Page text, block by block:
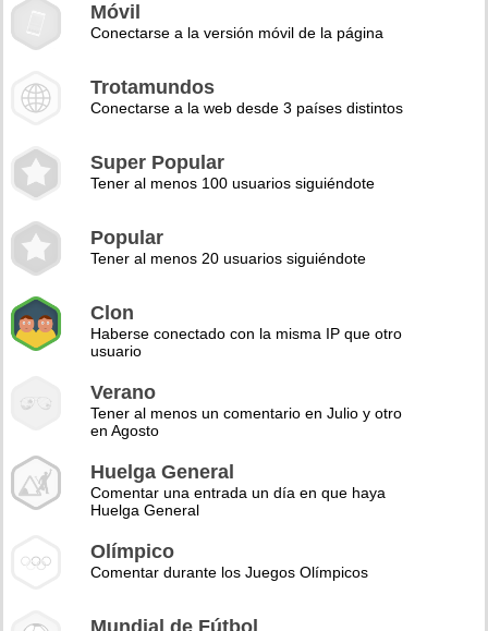
Móvil
Conectarse a la versión móvil de la página
Trotamundos
Conectarse a la web desde 3 países distintos
Super Popular
Tener al menos 100 usuarios siguiéndote
Popular
Tener al menos 20 usuarios siguiéndote
Clon
Haberse conectado con la misma IP que otro
usuario
Verano
Tener al menos un comentario en Julio y otro
en Agosto
Huelga General
Comentar una entrada un día en que haya
Huelga General
Olímpico
Comentar durante los Juegos Olímpicos
Mundial de Fútbol